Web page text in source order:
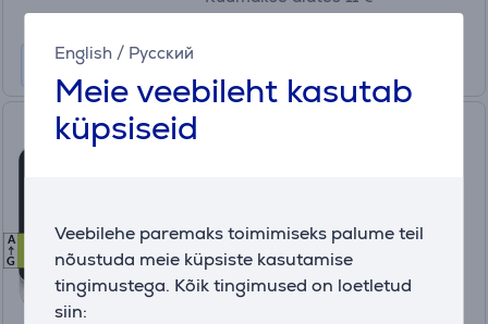
English / Русский
Meie veebileht kasutab
küpsiseid
Veebilehe paremaks toimimiseks palume teil
nõustuda meie küpsiste kasutamise
tingimustega. Kõik tingimused on loetletud
siin:
A
G
TSG5702
Laos
Hind: